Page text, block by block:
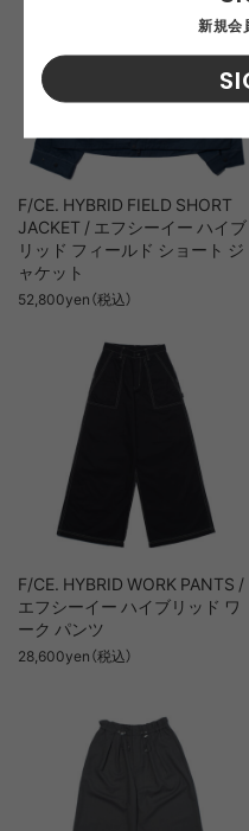
F/CE. HYBRID FIELD SHORT
JACKET / エフシーイー ハイブ
リッド フィールド ショート ジ
ャケット
52,800yen（税込）
F/CE. HYBRID WORK PANTS /
エフシーイー ハイブリッド ワ
ーク パンツ
28,600yen（税込）
新規会